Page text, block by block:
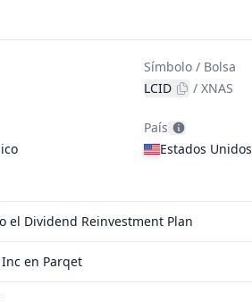
Símbolo / Bolsa
LCID
/XNAS
País
Estados Unidos
el Dividend Reinvestment Plan
en Parqet